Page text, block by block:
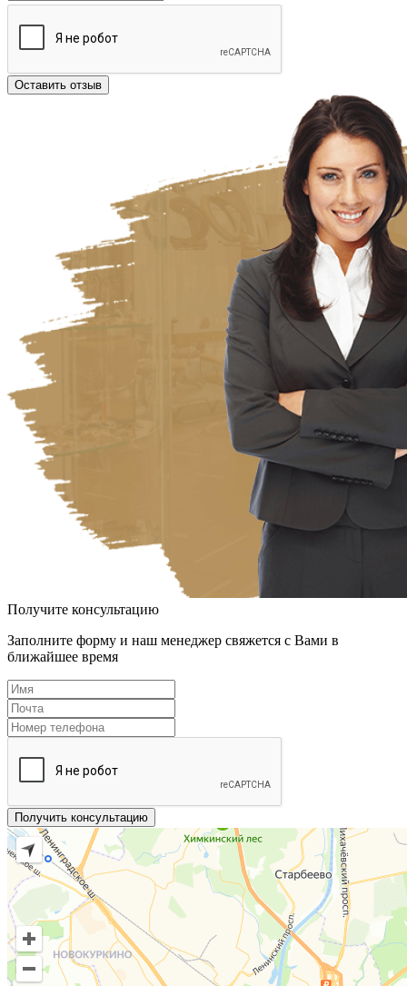
Оставить отзыв
Получите консультацию
Заполните форму и наш менеджер свяжется с Вами в
ближайшее время
Получить консультацию